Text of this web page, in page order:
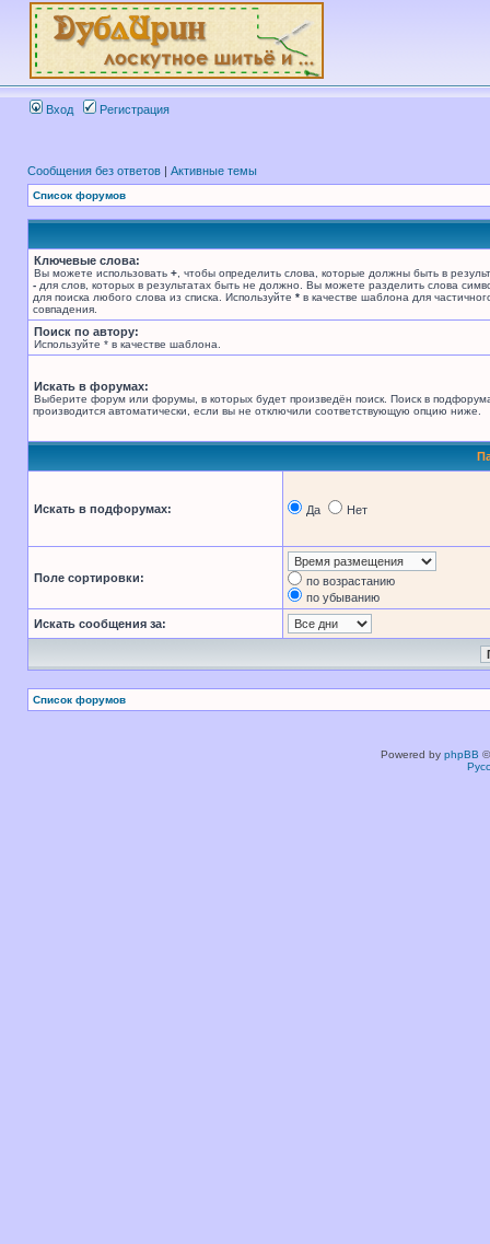
Вход Регистрация
Сообщения без ответов | Активные темы
Список форумов
Ключевые слова:
Вы можете использовать + , чтобы определить слова, которые должны быть в
- для слов, которых в результатах быть не должно. Вы можете разделить слова
для поиска любого слова из списка. Используйте * в качестве шаблона для
совпадения.
Поиск по автору:
Используйте * в качестве шаблона.
Искать в форумах:
Выберите форум или форумы, в которых будет произведён поиск. Поиск в
производится автоматически, если вы не отключили соответствующую опцию ниже.
Искать в подфорумах: Да Нет
Поле сортировки:
по возрастанию
по убыванию
Искать сообщения за:
Список форумов
Powered by phpBB